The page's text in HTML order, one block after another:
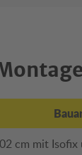
cm mit Isofix